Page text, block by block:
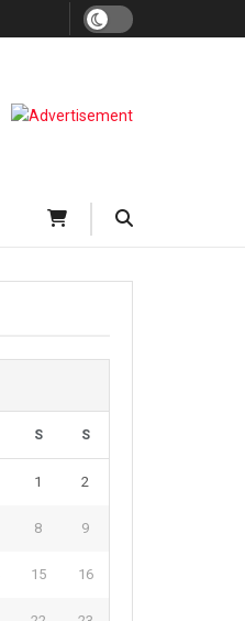
S S
1 2
8 9
15 16